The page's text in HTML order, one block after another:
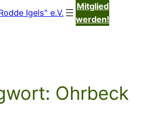
Igels" e.V.
Mitglied
werden!
Ohrbeck